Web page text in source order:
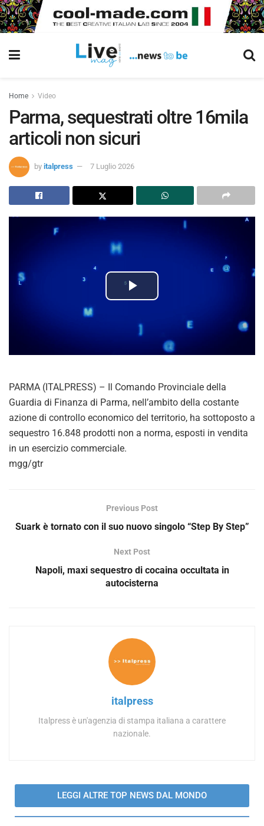
Home Video
Parma, sequestrati oltre 16mila
articoli non sicuri
by italpress 7 Luglio 2026
P
a
V
i
o
PARMA (ITALPRESS) – Il Comando Provinciale della
Guardia di Finanza di Parma, nell’ambito della costante
azione di controllo economico del territorio, ha sottoposto a
sequestro 16.848 prodotti non a norma, esposti in vendita
in un esercizio commerciale.
mgg/gtr
Previous Post
Suark è tornato con il suo nuovo singolo “Step By Step”
Next Post
Napoli, maxi sequestro di cocaina occultata in
autocisterna
italpress
Italpress è un'agenzia di stampa italiana a carattere
nazionale.
LEGGI ALTRE TOP NEWS DAL MONDO